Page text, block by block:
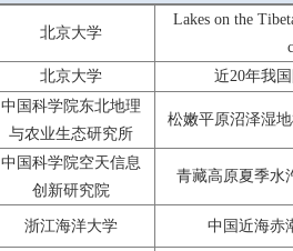
北京大学
Lakes on the
北京大学 近20年我
中国科学院东北地理
与农业生态研究所
松嫩平原沼泽湿
中国科学院空天信息
创新研究院
青藏高原夏季水
浙江海洋大学 中国近海赤